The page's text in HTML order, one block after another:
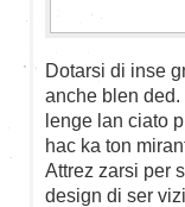
Dotarsi di inse
anche blen
lenge lan ­ciato
hac ­ka ­ton
Attrez ­zarsi per
design di ser